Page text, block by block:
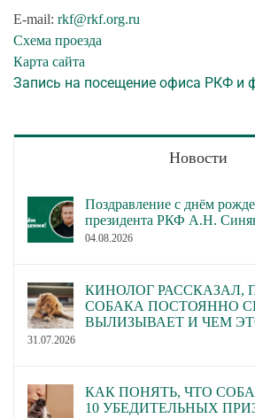
E-mail: rkf@rkf.org.ru
Схема проезда
Карта сайта
Запись на посещение офиса РКФ и
Новости
Поздравление с днём
президента РКФ А.Н.
04.08.2026
КИНОЛОГ РАССКАЗАЛ,
СОБАКА ПОСТОЯННО
ВЫЛИЗЫВАЕТ И ЧЕМ
31.07.2026
КАК ПОНЯТЬ, ЧТО
10 УБЕДИТЕЛЬНЫХ